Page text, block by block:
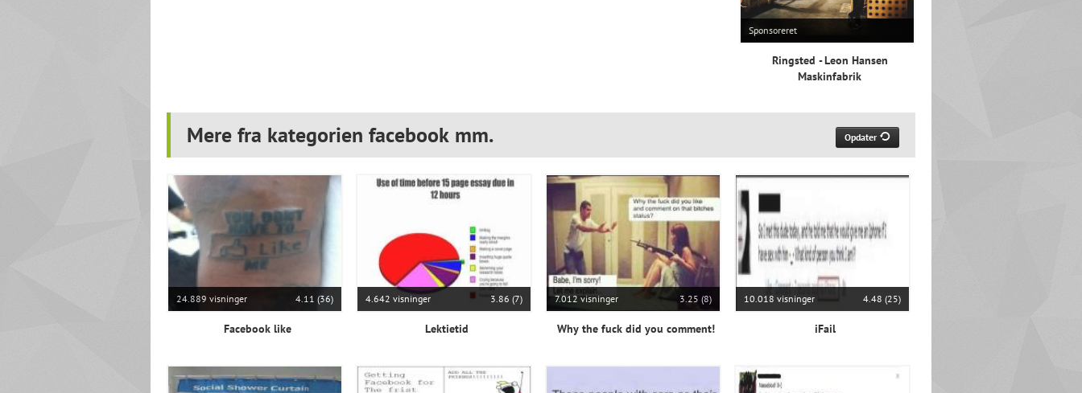
Sponsoreret
Ringsted - Leon Hansen
Maskinfabrik
Mere fra kategorien facebook mm. Opdater
24.889 visninger 4.11 (36)
Facebook like
4.642 visninger 3.86 (7)
Lektietid
7.012 visninger 3.25 (8)
Why the fuck did you comment!
10.018 visninger 4.48 (25)
iFail